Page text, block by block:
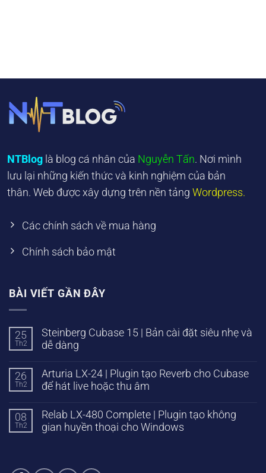
NTBlog là blog cá nhân của Nguyễn Tấn. Nơi mình
lưu lại những kiến thức và kinh nghiệm của bản
thân. Web được xây dựng trên nền tảng Wordpress.
Các chính sách về mua hàng
Chính sách bảo mật
BÀI VIẾT GẦN ĐÂY
25
Th2
Steinberg Cubase 15 | Bản cài đặt siêu nhẹ và
dễ dàng
26
Th2
Arturia LX-24 | Plugin tạo Reverb cho Cubase
để hát live hoặc thu âm
08
Th2
Relab LX-480 Complete | Plugin tạo không
gian huyền thoại cho Windows